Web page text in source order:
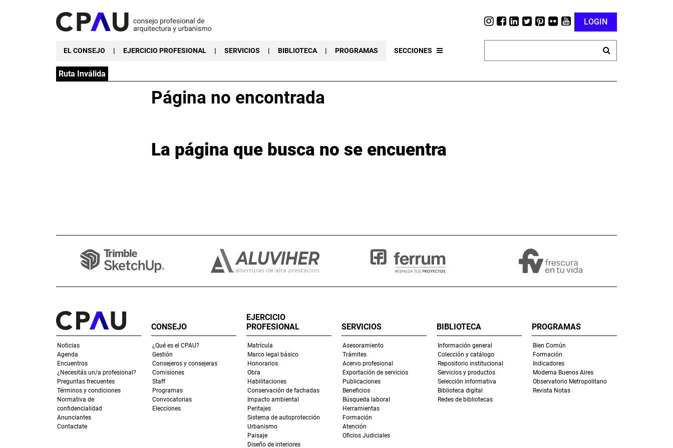
LOGIN
EL CONSEJO | EJERCICIO PROFESIONAL | SERVICIOS | BIBLIOTECA | PROGRAMAS SECCIONES
Ruta Inválida
Página no encontrada
La página que busca no se encuentra
Noticias
Agenda
Encuentros
¿Necesitás un/a profesional?
Preguntas frecuentes
Términos y condiciones
Normativa de
confidencialidad
Anunciantes
Contactate
CONSEJO
¿Qué es el CPAU?
Gestión
Consejeros y consejeras
Comisiones
Staff
Programas
Convocatorias
Elecciones
EJERCICIO
PROFESIONAL
Matrícula
Marco legal básico
Honorarios
Obra
Habilitaciones
Conservación de fachadas
Impacto ambiental
Peritajes
Sistema de autoprotección
Urbanismo
Paisaje
Diseño de interiores
SERVICIOS
Asesoramiento
Trámites
Acervo profesional
Exportación de servicios
Publicaciones
Beneficios
Búsqueda laboral
Herramientas
Formación
Atención
Oficios Judiciales
BIBLIOTECA
Información general
Colección y catálogo
Repositorio institucional
Servicios y productos
Selección informativa
Biblioteca digital
Redes de bibliotecas
PROGRAMAS
Bien Común
Formación
Indicadores
Moderna Buenos Aires
Observatorio Metropolitano
Revista Notas